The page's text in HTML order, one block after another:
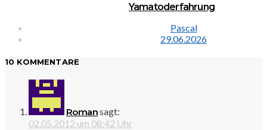
Yamatoderfahrung
Pascal
29.06.2026
10 KOMMENTARE
Romansagt:
02.05.2012 um 08:42 Uhr